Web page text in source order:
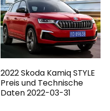
2022 Skoda Kamiq STYLE
Preis und Technische
Daten 2022-03-31